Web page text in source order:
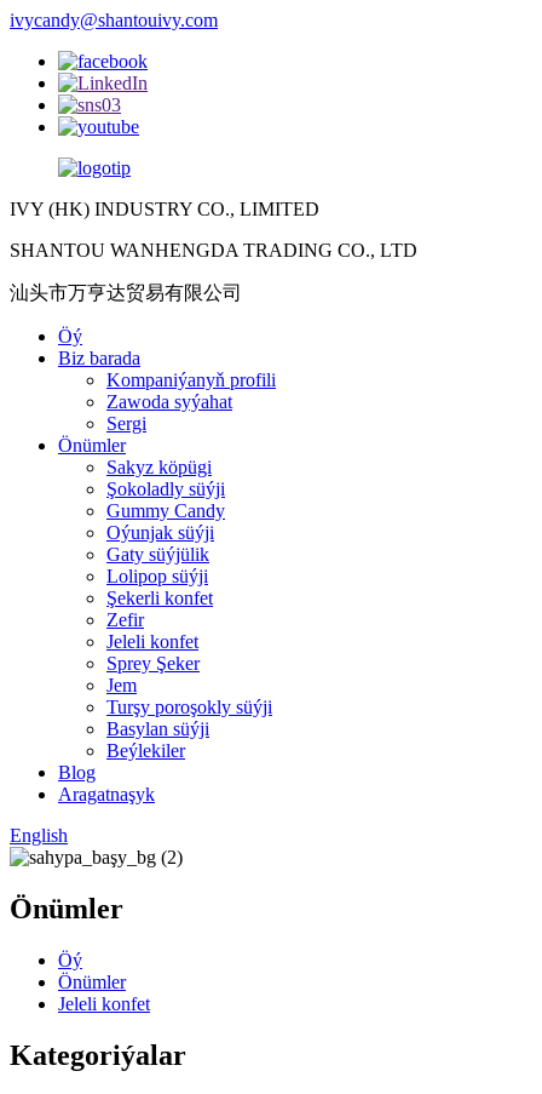
ivycandy@shantouivy.com
IVY (HK) INDUSTRY CO., LIMITED
SHANTOU WANHENGDA TRADING CO., LTD
汕头市万亨达贸易有限公司
Öý
Biz barada
Kompaniýanyň profili
Zawoda syýahat
Sergi
Önümler
Sakyz köpügi
Şokoladly süýji
Gummy Candy
Oýunjak süýji
Gaty süýjülik
Lolipop süýji
Şekerli konfet
Zefir
Jeleli konfet
Sprey Şeker
Jem
Turşy poroşokly süýji
Basylan süýji
Beýlekiler
Blog
Aragatnaşyk
English
Önümler
Öý
Önümler
Jeleli konfet
Kategoriýalar